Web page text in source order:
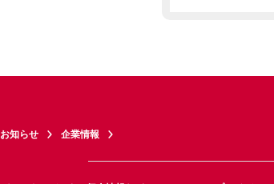
お知らせ 企業情報